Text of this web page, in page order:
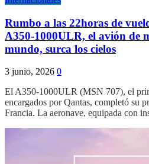
Rumbo a las 22horas de
A350-1000ULR, el avión de
mundo, surca los cielos
3 junio, 2026 0
El A350-1000ULR (MSN 707), el
encargados por Qantas, completó su
Francia. La aeronave, equipada con